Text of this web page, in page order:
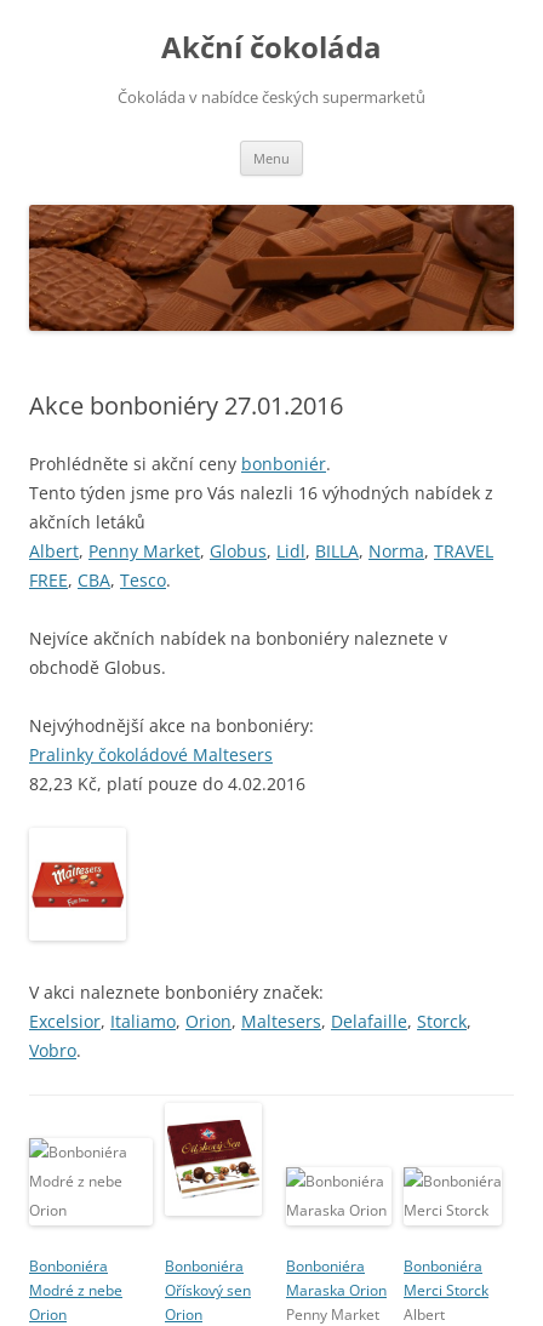
Akční čokoláda
Čokoláda v nabídce českých supermarketů
Menu
Akce bonboniéry 27.01.2016
Prohlédněte si akční ceny bonboniér.
Tento týden jsme pro Vás nalezli 16 výhodných nabídek z
akčních letáků
Albert, Penny Market, Globus, Lidl, BILLA, Norma, TRAVEL
FREE, CBA, Tesco.
Nejvíce akčních nabídek na bonboniéry naleznete v
obchodě Globus.
Nejvýhodnější akce na bonboniéry:
Pralinky čokoládové Maltesers
82,23 Kč, platí pouze do 4.02.2016
V akci naleznete bonboniéry značek:
Excelsior, Italiamo, Orion, Maltesers, Delafaille, Storck,
Vobro.
Bonboniéra
Modré z nebe
Orion
Bonboniéra
Ořískový sen
Orion
Bonboniéra
Maraska Orion
Penny Market
Bonboniéra
Merci Storck
Albert